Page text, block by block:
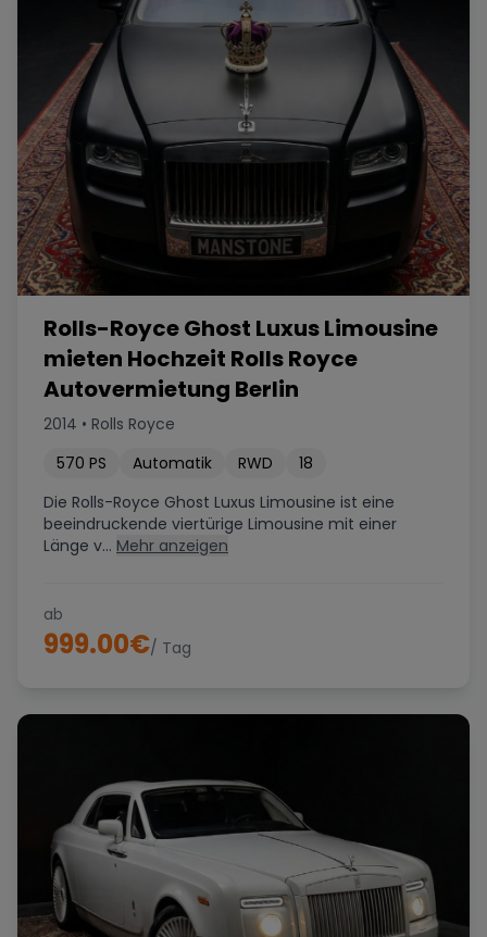
Rolls-Royce Ghost Luxus Limousine
mieten Hochzeit Rolls Royce
Autovermietung Berlin
2014 • Rolls Royce
570 PS Automatik RWD
18
Die Rolls-Royce Ghost Luxus Limousine ist eine
beeindruckende viertürige Limousine mit einer
Länge v... Mehr anzeigen
ab
999.00€/ Tag